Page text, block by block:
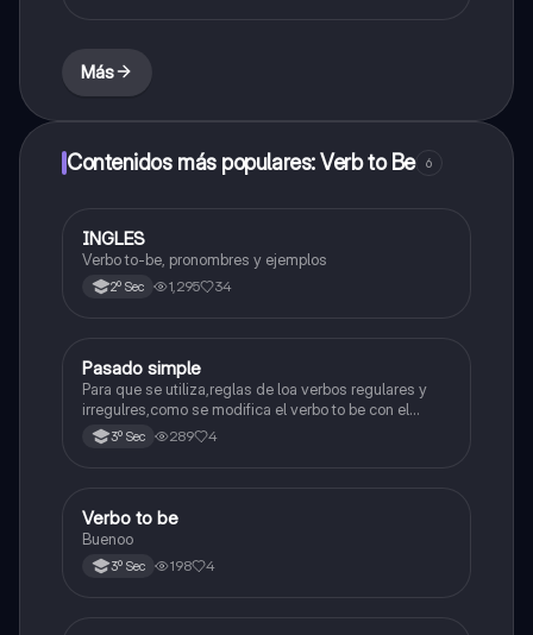
Más
Contenidos más populares: Verb to Be 6
Inglés
INGLES
Verbo to-be, pronombres y ejemplos
2º Sec 1,295 34
Inglés
Pasado simple
Para que se utiliza,reglas de loa verbos regulares y
irregulres,como se modifica el verbo to be con el
pasado simple.
3º Sec 289 4
Inglés
Verbo to be
Buenoo
3º Sec 198 4